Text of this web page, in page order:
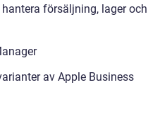
försäljning, lager och
av Apple Business